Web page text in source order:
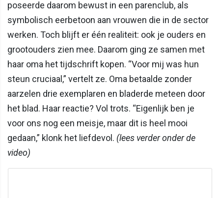
poseerde daarom bewust in een parenclub, als
symbolisch eerbetoon aan vrouwen die in de sector
werken. Toch blijft er één realiteit: ook je ouders en
grootouders zien mee. Daarom ging ze samen met
haar oma het tijdschrift kopen. “Voor mij was hun
steun cruciaal,” vertelt ze. Oma betaalde zonder
aarzelen drie exemplaren en bladerde meteen door
het blad. Haar reactie? Vol trots. “Eigenlijk ben je
voor ons nog een meisje, maar dit is heel mooi
gedaan,” klonk het liefdevol. (lees verder onder de
video)